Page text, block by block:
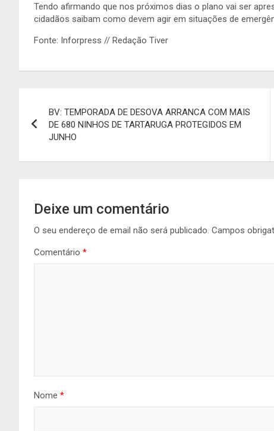
Tendo afirmando que nos próximos dias o plano vai ser
cidadãos saibam como devem agir em situações de
Fonte: Inforpress // Redação Tiver
de
BV: TEMPORADA DE DESOVA ARRANCA COM MAIS
DE 680 NINHOS DE TARTARUGA PROTEGIDOS EM
JUNHO
Deixe um comentário
O seu endereço de email não será publicado. Campos
Comentário *
Nome *